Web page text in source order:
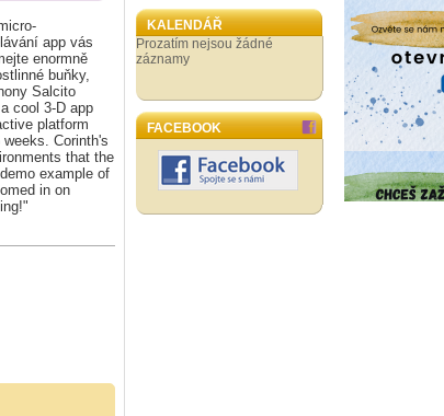
app vás
enormně
buňky,
Salcito
cool 3-D app
platform
Corinth's
that the
example of
in on
KALENDÁŘ
Prozatím nejsou žádné
záznamy
FACEBOOK